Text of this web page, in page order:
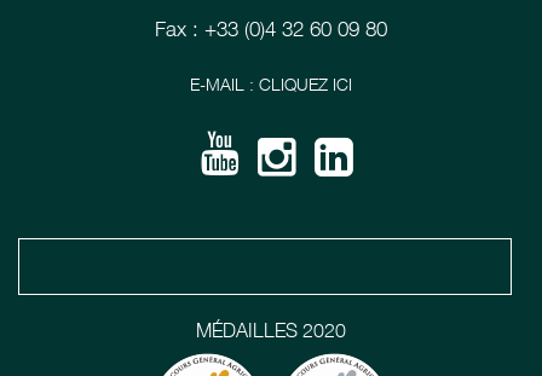
MÉDAILLES 2020
Fax : +33 (0)4 32 60 09 80
E-MAIL : CLIQUEZ ICI